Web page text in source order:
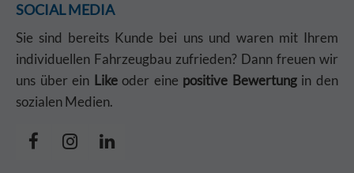
SOCIAL MEDIA
Sie sind bereits Kunde bei uns und waren mit Ihrem
individuellen Fahrzeugbau zufrieden? Dann freuen wir
uns über ein Likeoder eine positive Bewertungin den
sozialen Medien.